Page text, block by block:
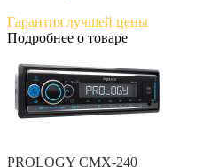
Гарантия лучшей цены
Подробнее о товаре
PROLOGY CMX-240